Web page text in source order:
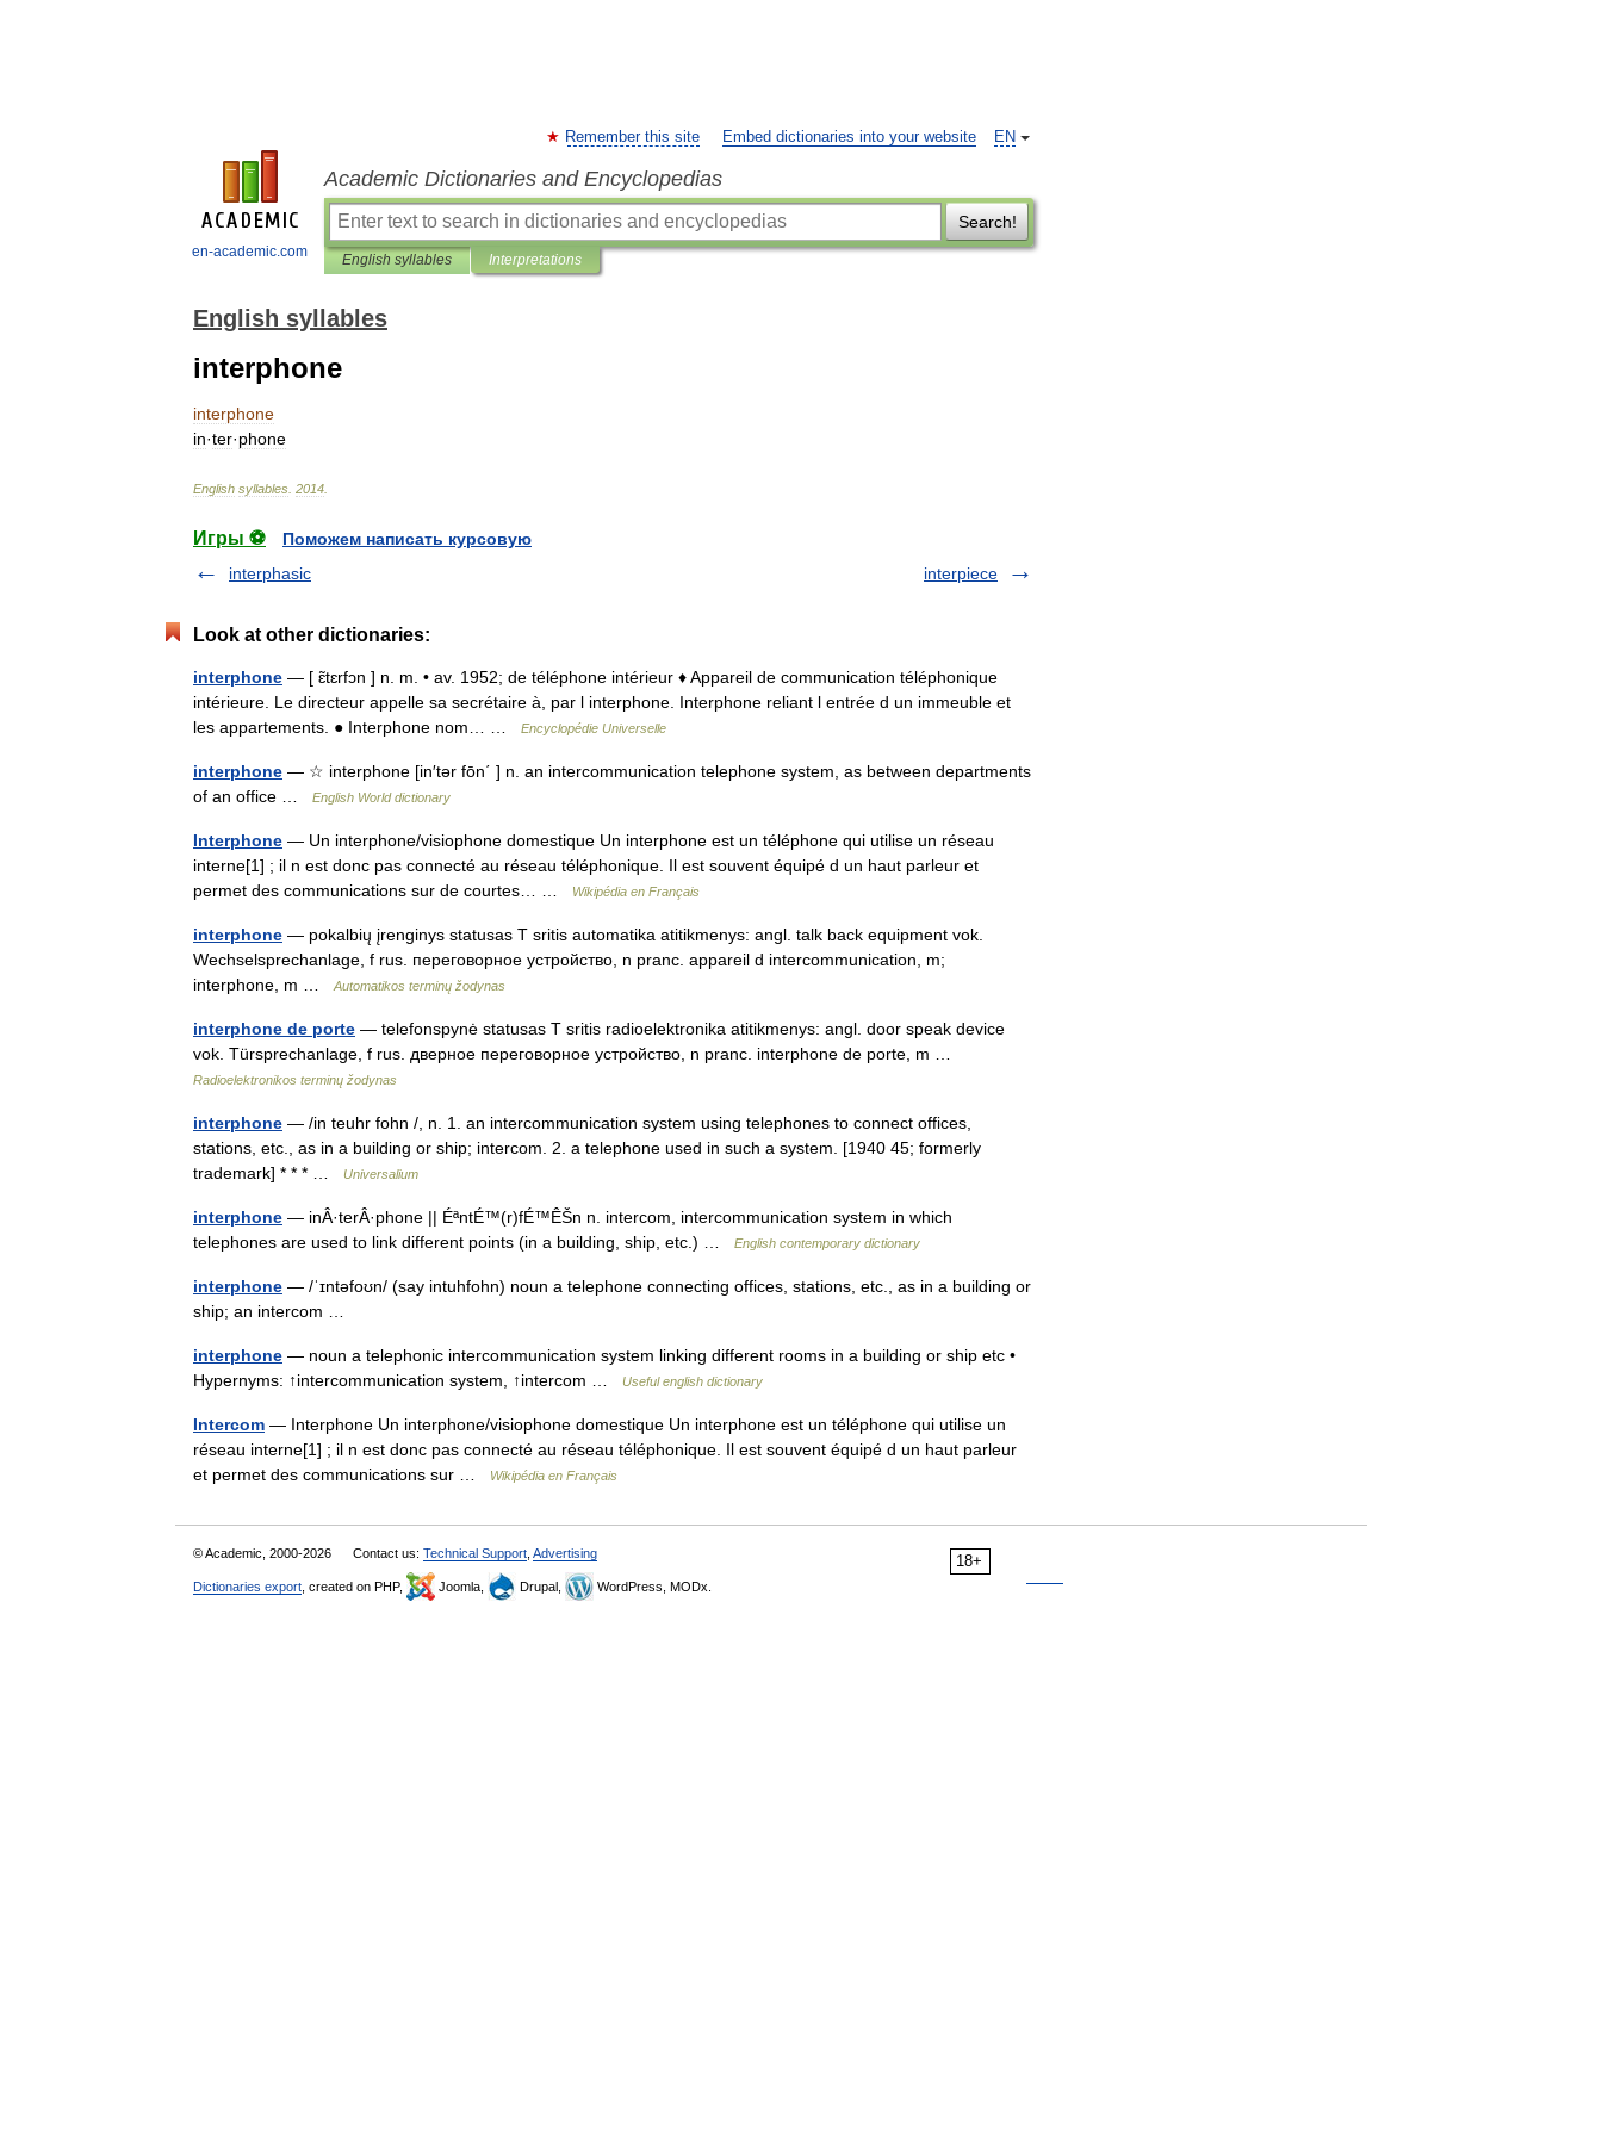
en-academic.com
EN
Remember this site Embed dictionaries into your website
Academic Dictionaries and Encyclopedias
Search!
English syllables Interpretations
English syllables
interphone
interphone
in·ter·phone
English syllables 2014
Игры ⚽
Поможем написать курсовую
interphasic
interpiece
Look at other dictionaries:
interphone — [ ɛ̃tɛrfɔn ] n. m. • av. 1952; de téléphone intérieur ♦ Appareil de communication téléphonique
intérieure. Le directeur appelle sa secrétaire à, par l interphone. Interphone reliant l entrée d un immeuble et
les appartements. ● Interphone nom… …
Encyclopédie Universelle
interphone — ☆ interphone [in′tər fōn΄ ] n. an intercommunication telephone system, as between departments
of an office …
English World dictionary
Interphone — Un interphone/visiophone domestique Un interphone est un téléphone qui utilise un réseau
interne[1] ; il n est donc pas connecté au réseau téléphonique. Il est souvent équipé d un haut parleur et
permet des communications sur de courtes… …
Wikipédia en Français
interphone — pokalbių įrenginys statusas T sritis automatika atitikmenys: angl. talk back equipment vok.
Wechselsprechanlage, f rus. переговорное устройство, n pranc. appareil d intercommunication, m;
interphone, m …
Automatikos terminų žodynas
interphone de porte — telefonspynė statusas T sritis radioelektronika atitikmenys: angl. door speak device
vok. Türsprechanlage, f rus. дверное переговорное устройство, n pranc. interphone de porte, m …
Radioelektronikos terminų žodynas
interphone — /in teuhr fohn /, n. 1. an intercommunication system using telephones to connect offices,
stations, etc., as in a building or ship; intercom. 2. a telephone used in such a system. [1940 45; formerly
trademark] * * * …
Universalium
interphone — inÂ·terÂ·phone || ÉªntÉ™(r)fÉ™ÊŠn n. intercom, intercommunication system in which
telephones are used to link different points (in a building, ship, etc.) …
English contemporary dictionary
interphone — /ˈɪntəfoʊn/ (say intuhfohn) noun a telephone connecting offices, stations, etc., as in a building or
ship; an intercom …
interphone — noun a telephonic intercommunication system linking different rooms in a building or ship etc •
Hypernyms: ↑intercommunication system, ↑intercom …
Useful english dictionary
Intercom — Interphone Un interphone/visiophone domestique Un interphone est un téléphone qui utilise un
réseau interne[1] ; il n est donc pas connecté au réseau téléphonique. Il est souvent équipé d un haut parleur
et permet des communications sur …
Wikipédia en Français
18+
© Academic, 2000-2026 Contact us: Technical Support Advertising
Dictionaries export , created on PHP, Joomla, Drupal, WordPress, MODx.